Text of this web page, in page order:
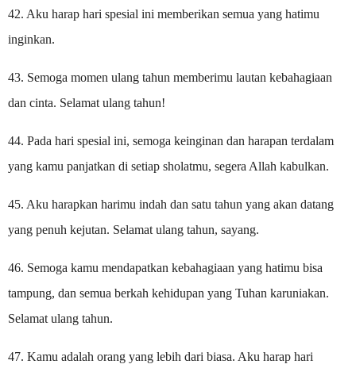
42. Aku harap hari spesial ini memberikan semua yang hatimu
inginkan.
43. Semoga momen ulang tahun memberimu lautan kebahagiaan
dan cinta. Selamat ulang tahun!
44. Pada hari spesial ini, semoga keinginan dan harapan terdalam
yang kamu panjatkan di setiap sholatmu, segera Allah kabulkan.
45. Aku harapkan harimu indah dan satu tahun yang akan datang
yang penuh kejutan. Selamat ulang tahun, sayang.
46. Semoga kamu mendapatkan kebahagiaan yang hatimu bisa
tampung, dan semua berkah kehidupan yang Tuhan karuniakan.
Selamat ulang tahun.
47. Kamu adalah orang yang lebih dari biasa. Aku harap hari